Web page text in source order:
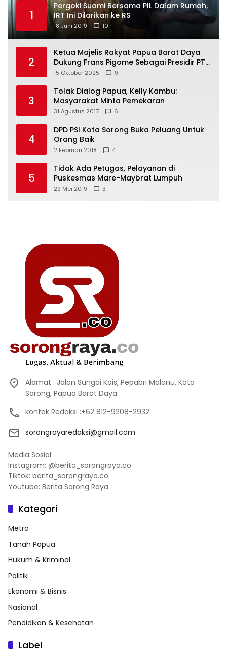
1
Pergoki Suami Bersama PIL Dalam Rumah,
IRT Ini Dilarikan ke RS
18 Juni 2019 10
2
Ketua Majelis Rakyat Papua Barat Daya
Dukung Frans Pigome Sebagai Presidir PT
Freeport Indonesia
15 Oktober 2025 9
3
Tolak Dialog Papua, Kelly Kambu:
Masyarakat Minta Pemekaran
31 Agustus 2017 6
4
DPD PSI Kota Sorong Buka Peluang Untuk
Orang Baik
2 Februari 2018 4
5
Tidak Ada Petugas, Pelayanan di
Puskesmas Mare-Maybrat Lumpuh
29 Mei 2019 3
Alamat : Jalan Sungai Kais, Pepabri Malanu, Kota
Sorong, Papua Barat Daya.
kontak Redaksi :+62 812-9208-2932
sorongrayaredaksi@gmail.com
Media Sosial:
Instagram: @berita_sorongraya.co
Tiktok: berita_sorongraya.co
Youtube: Berita Sorong Raya
Kategori
Metro
Tanah Papua
Hukum & Kriminal
Politik
Ekonomi & Bisnis
Nasional
Pendidikan & Kesehatan
Label